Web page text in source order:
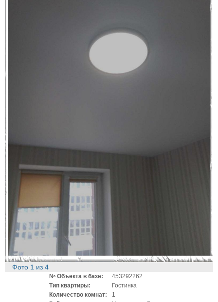
Фото 1 из 4
№ Объекта в базе:
453292262
Тип квартиры:
Гостинка
Количество комнат:
1